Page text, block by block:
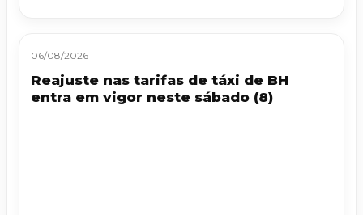
06/08/2026
Reajuste nas tarifas de táxi de BH
entra em vigor neste sábado (8)